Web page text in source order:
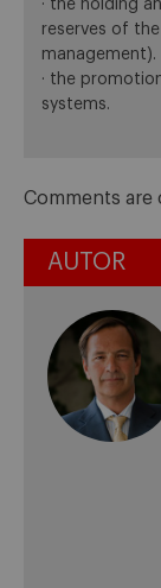
· the holding
reserves of
management).
· the
systems.
Comments are
AUTOR